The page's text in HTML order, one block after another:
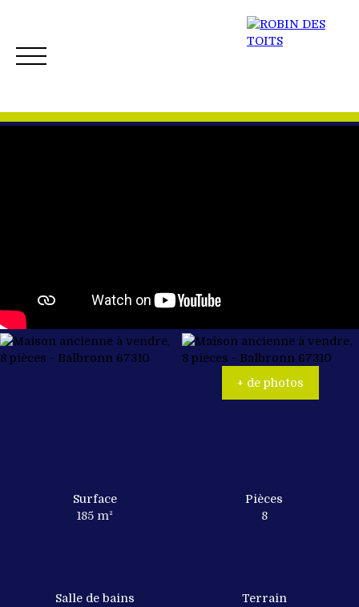
Créer mon Alerte
+ de photos
Surface
185 m²
Pièces
8
Salle de bains
Terrain